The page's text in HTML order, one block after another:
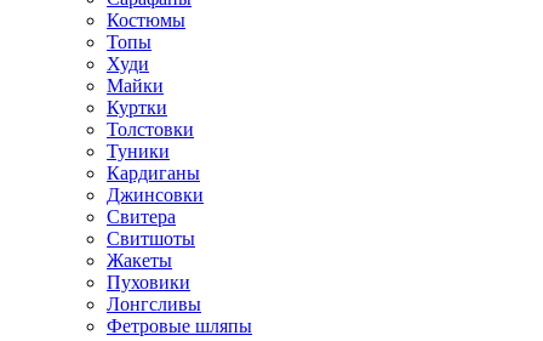
Костюмы
Топы
Худи
Майки
Куртки
Толстовки
Туники
Кардиганы
Джинсовки
Свитера
Свитшоты
Жакеты
Пуховики
Лонгсливы
Фетровые шляпы